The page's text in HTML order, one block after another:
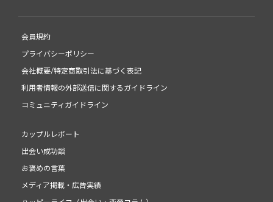
会員規約
プライバシーポリシー
会社概要/特定商取引法に基づく表記
利用者情報の外部送信に関するガイドライン
コミュニティガイドライン
カップルレポート
出会い成功談
お褒めの言葉
メディア掲載・広告実績